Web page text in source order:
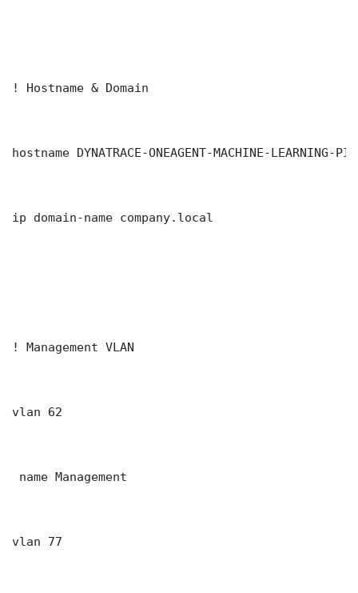
! Hostname & Domain
hostname DYNATRACE-ONEAGENT-MACHINE-LEARNING-
ip domain-name company.local
! Management VLAN
vlan 62
name Management
vlan 77